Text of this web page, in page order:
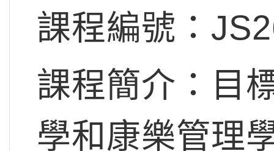
課程編號：
課程簡介：目
學和康樂管理